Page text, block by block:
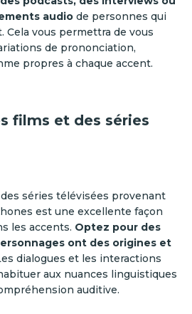
audio de personnes qui
vous permettra de vous
de prononciation,
propres à chaque accent.
films et des séries
séries télévisées provenant
est une excellente façon
les accents. Optez pour des
ont des origines et
dialogues et les interactions
aux nuances linguistiques
auditive.